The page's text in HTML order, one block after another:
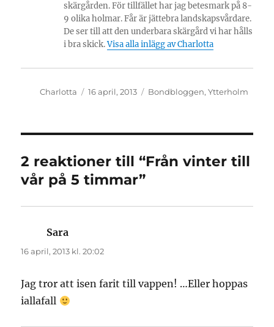
skärgården. För tillfället har jag betesmark på 8-
9 olika holmar. Får är jättebra landskapsvårdare.
De ser till att den underbara skärgård vi har hålls
i bra skick.Visa alla inlägg av Charlotta
Författare
Charlotta
Publicerat
16 april, 2013 Kategorier
Bondbloggen,Ytterholm
2 reaktioner till “Från vinter till
vår på 5 timmar”
Sara
16 april, 2013 kl. 20:02
Jag tror att isen farit till vappen! …Eller hoppas
iallafall